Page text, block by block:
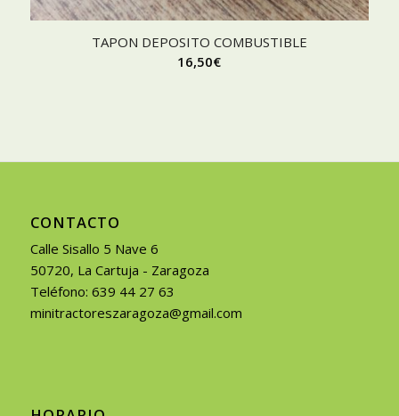
TAPON DEPOSITO COMBUSTIBLE
16,50€
CONTACTO
Calle Sisallo 5 Nave 6
50720, La Cartuja - Zaragoza
Teléfono: 639 44 27 63
minitractoreszaragoza@gmail.com